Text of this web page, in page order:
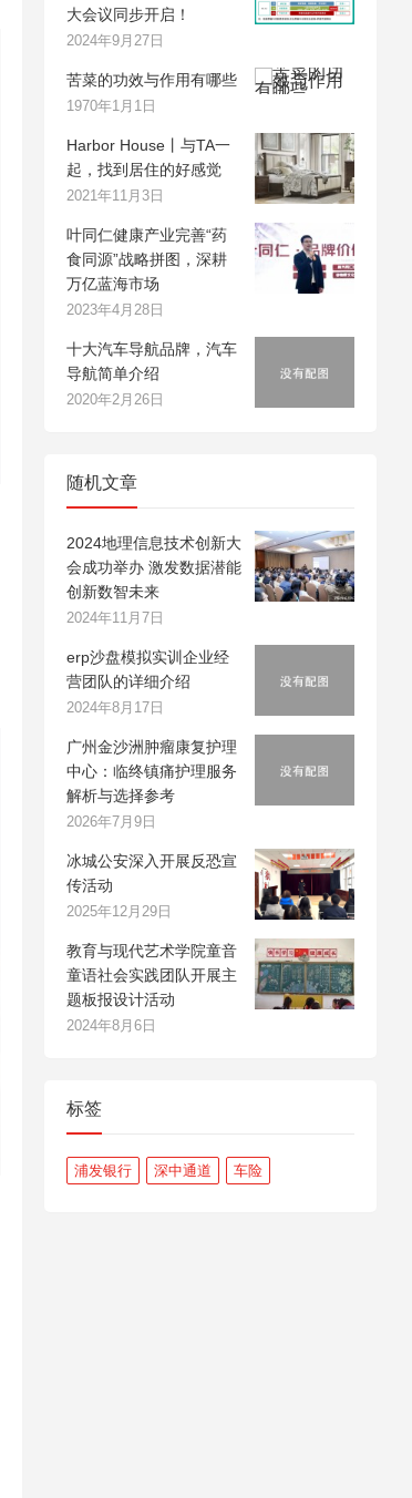
大会议同步开启！
2024年9月27日
苦菜的功效与作用有哪些
1970年1月1日
Harbor House丨与TA一
起，找到居住的好感觉
2021年11月3日
叶同仁健康产业完善“药
食同源”战略拼图，深耕
万亿蓝海市场
2023年4月28日
十大汽车导航品牌，汽车
导航简单介绍
2020年2月26日
随机文章
2024地理信息技术创新大
会成功举办 激发数据潜能
创新数智未来
2024年11月7日
erp沙盘模拟实训企业经
营团队的详细介绍
2024年8月17日
广州金沙洲肿瘤康复护理
中心：临终镇痛护理服务
解析与选择参考
2026年7月9日
冰城公安深入开展反恐宣
传活动
2025年12月29日
教育与现代艺术学院童音
童语社会实践团队开展主
题板报设计活动
2024年8月6日
标签
浦发银行 深中通道 车险